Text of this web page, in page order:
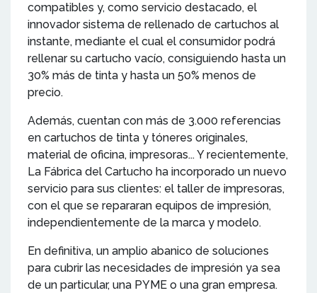
compatibles y, como servicio destacado, el
innovador sistema de rellenado de cartuchos al
instante, mediante el cual el consumidor podrá
rellenar su cartucho vacío, consiguiendo hasta un
30% más de tinta y hasta un 50% menos de
precio.
Además, cuentan con más de 3.000 referencias
en cartuchos de tinta y tóneres originales,
material de oficina, impresoras... Y recientemente,
La Fábrica del Cartucho ha incorporado un nuevo
servicio para sus clientes: el taller de impresoras,
con el que se repararan equipos de impresión,
independientemente de la marca y modelo.
En definitiva, un amplio abanico de soluciones
para cubrir las necesidades de impresión ya sea
de un particular, una PYME o una gran empresa.